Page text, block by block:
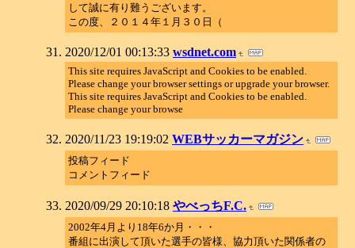
して誠に有り難うございます。
この度、２０１４年１月３０日（
2020/12/01 00:13:33 wsdnet.com
This site requires JavaScript and Cookies to be enabled.
Please change your browser settings or upgrade your browser.
This site requires JavaScript and Cookies to be enabled.
Please change your browse
2020/11/23 19:19:02 WEBサッカーマガジン
投稿フィード
コメントフィード
2020/09/29 20:10:18 やべっちF.C.
2002年4月より18年6か月・・・
番組に出演して頂いた選手の皆様、協力頂いた関係者の